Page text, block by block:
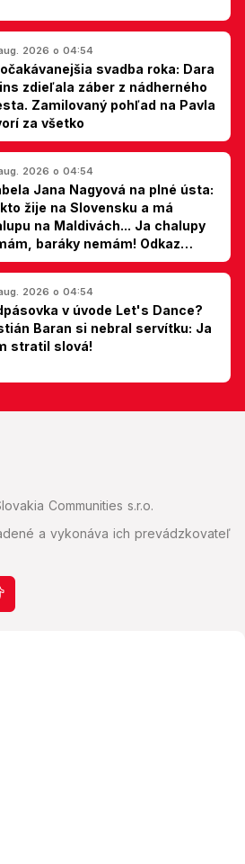
2026 o 04:54
svadba roka: Dara
zdieľala záber z nádherného
Zamilovaný pohľad na Pavla
za všetko
2026 o 04:54
Jana Nagyová na plné ústa:
žije na Slovensku a má
na Maldivách... Ja chalupy
baráky nemám! Odkaz
2026 o 04:54
v úvode Let's Dance?
Baran si nebral servítku: Ja
stratil slová!
Communities s.r.o.
a vykonáva ich prevádzkovateľ